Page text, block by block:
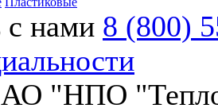
с нами 8 (800)
АО "НПО